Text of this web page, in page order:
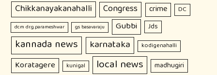
Chikkanayakanahalli Congress crime DC
dcm dr.g.parameshwar gs basavaraju Gubbi Jds
kannada news karnataka kodigenahalli
Koratagere kunigal local news madhugiri